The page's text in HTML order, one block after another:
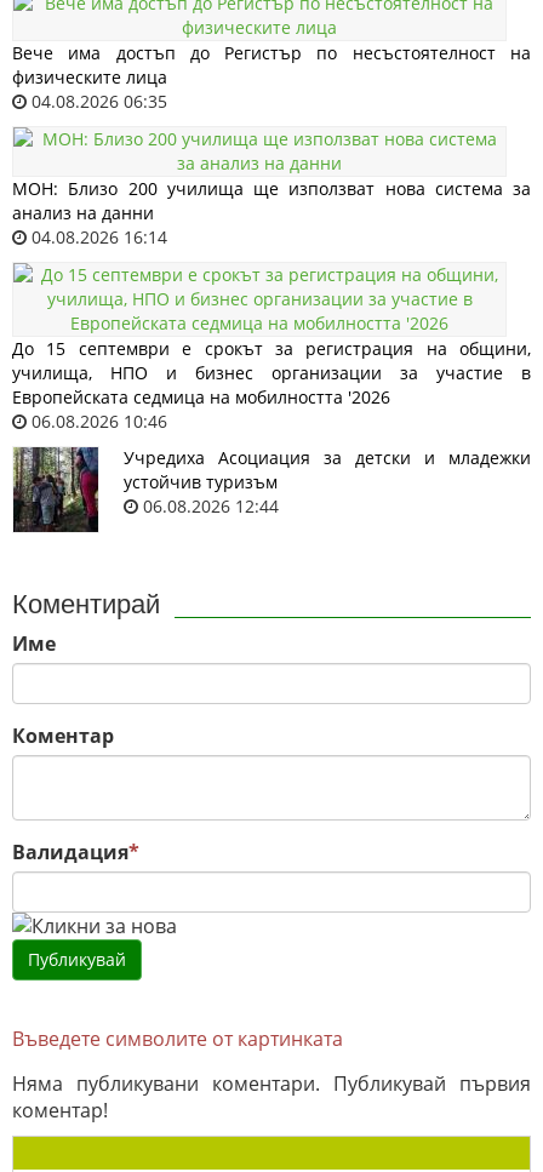
Вече има достъп до Регистър по несъстоятелност на
физическите лица
04.08.2026 06:35
МОН: Близо 200 училища ще използват нова система за
анализ на данни
04.08.2026 16:14
До 15 септември е срокът за регистрация на общини,
училища, НПО и бизнес организации за участие в
Европейската седмица на мобилността '2026
06.08.2026 10:46
Учредиха Асоциация за детски и младежки
устойчив туризъм
06.08.2026 12:44
Коментирай
Име
Коментар
Валидация*
Въведете символите от картинката
Няма публикувани коментари. Публикувай първия
коментар!